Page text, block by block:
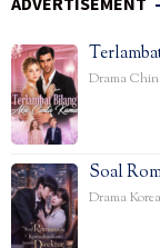
Drama
Soal
Drama Korea